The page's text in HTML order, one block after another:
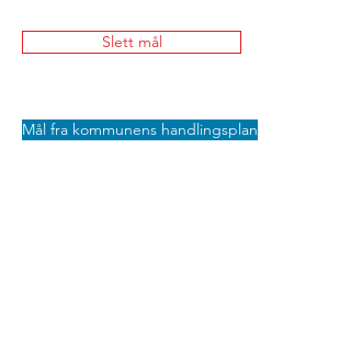
Slett mål
Mål fra kommunens handlingsplan